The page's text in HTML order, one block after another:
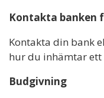
Kontakta banken
Kontakta din bank
hur du inhämtar ett
Budgivning